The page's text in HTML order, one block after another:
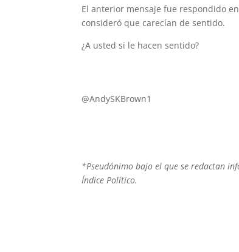
El anterior mensaje fue respondido
consideró que carecían de sentido.
¿A usted si le hacen sentido?
@AndySKBrown1
*Pseudónimo bajo el que se redactan
Índice Político.